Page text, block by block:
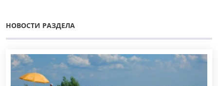
НОВОСТИ РАЗДЕЛА